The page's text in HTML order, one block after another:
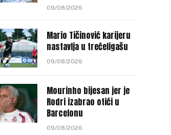
09/08/2026
Mario Tičinović karijeru
nastavlja u trećeligašu
09/08/2026
Mourinho bijesan jer je
Rodri izabrao otići u
Barcelonu
09/08/2026